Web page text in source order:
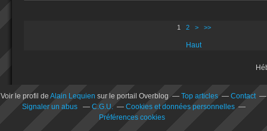
1 2 > >>
Haut
Voir le profil de Alain Lequien sur le portail Overblog Top articles
Contact
Signaler un abus
C.G.U.
Cookies et données personnelles
Préférences cookies